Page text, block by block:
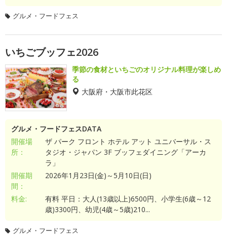
グルメ・フードフェス
いちごブッフェ2026
季節の食材といちごのオリジナル料理が楽しめ
る
大阪府・大阪市此花区
グルメ・フードフェスDATA
開催場
所：
ザ パーク フロント ホテル アット ユニバーサル・ス
タジオ・ジャパン 3F ブッフェダイニング「アーカ
ラ」
開催期
間：
2026年1月23日(金)～5月10日(日)
料金:
有料 平日：大人(13歳以上)6500円、小学生(6歳～12
歳)3300円、幼児(4歳～5歳)210...
グルメ・フードフェス